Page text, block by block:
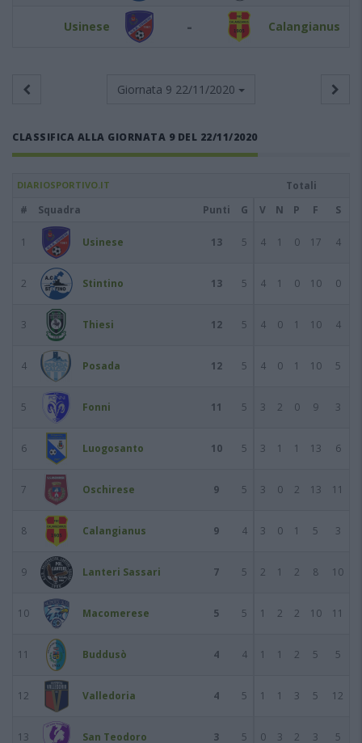
Usinese - Calangianus
Giornata 9 22/11/2020
CLASSIFICA ALLA GIORNATA 9 DEL 22/11/2020
DIARIOSPORTIVO.IT
Totali
#
Squadra Punti G V N P F S
1 Usinese 13 5 4 1 0 17 4
2 Stintino 13 5 4 1 0 10 0
3 Thiesi 12 5 4 0 1 10 4
4 Posada 12 5 4 0 1 10 5
5 Fonni 11 5 3 2 0 9 3
6 Luogosanto 10 5 3 1 1 13 6
7 Oschirese 9 5 3 0 2 13 11
8 Calangianus 9 4 3 0 1 5 3
9 Lanteri Sassari 7 5 2 1 2 8 10
10 Macomerese 5 5 1 2 2 10 11
11 Buddusò 4 4 1 1 2 5 5
12 Valledoria 4 5 1 1 3 5 12
13 San Teodoro 3 5 0 3 2 3 5